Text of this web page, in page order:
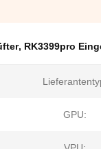
, RK3399pro
GPU: